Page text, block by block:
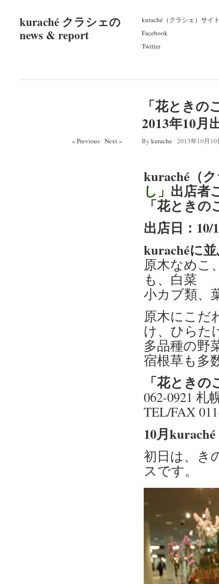
kuraché クラシェの
news & report
kuraché（クラシェ）サイ
Facebook
Twitter
「花とき
2013年10月
« Previous/ Next » By kurache/ 2013年10月10
kuraché（
し」 出店者
「花とき
出店日：10/
kurachéに
原木なめこ
も、白菜
小カブ類、
原木にこだ
け、ひらた
多品種の野
宿根草も多
「花とき
062-0921 札
TEL/FAX
10月
初日は、き
スです。